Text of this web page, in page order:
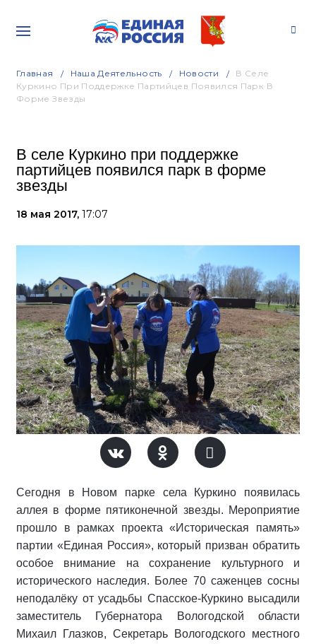
Главная Наша Деятельность Новости
В Селе
Куркино При Поддержке Партийцев Появился Парк В
Форме Звезды
В селе Куркино при поддержке
партийцев появился парк в форме
звезды
18 мая 2017, 17:07
Сегодня в Новом парке села Куркино появилась
аллея в форме пятиконечной звезды. Мероприятие
прошло в рамках проекта «Историческая память»
партии «Единая Россия», который призван обратить
особое внимание на сохранение культурного и
исторического наследия. Более 70 саженцев сосны
неподалёку от усадьбы Спасское-Куркино высадили
заместитель Губернатора Вологодской области
Михаил Глазков, Секретарь Вологодского местного